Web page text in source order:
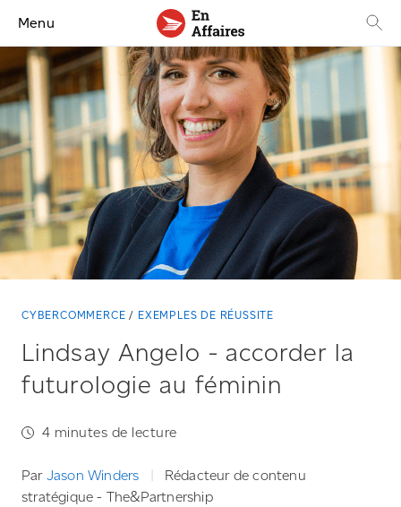
Menu
CYBERCOMMERCE EXEMPLES DE RÉUSSITE
Lindsay Angelo - accorder la
futurologie au féminin
4 minutes de lecture
Par Jason Winders
Rédacteur de contenu
stratégique - The&Partnership